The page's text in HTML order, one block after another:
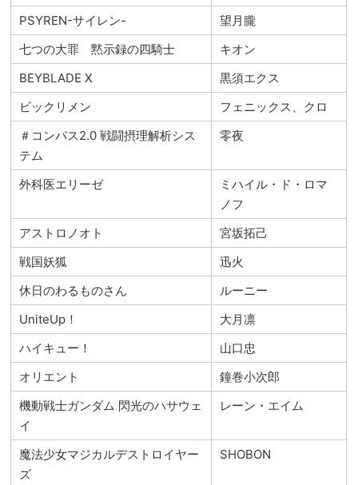
PSYREN-サイレン-
望月朧
七つの大罪 黙示録の四騎士
キオン
BEYBLADE X
黒須エクス
ビックリメン
フェニックス、クロ
＃コンパス2.0 戦闘摂理解析シス
テム
零夜
外科医エリーゼ
ミハイル・ド・ロマ
ノフ
アストロノオト
宮坂拓己
戦国妖狐
迅火
休日のわるものさん
ルーニー
UniteUp！
大月凛
ハイキュー！
山口忠
オリエント
鐘巻小次郎
機動戦士ガンダム 閃光のハサウェ
イ
レーン・エイム
魔法少女マジカルデストロイヤー
ズ
SHOBON